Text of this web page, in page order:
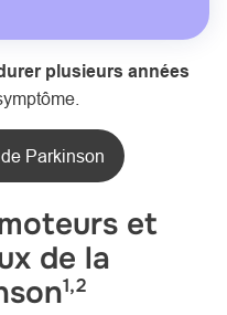
plusieurs années
Parkinson
et
de la
1,2